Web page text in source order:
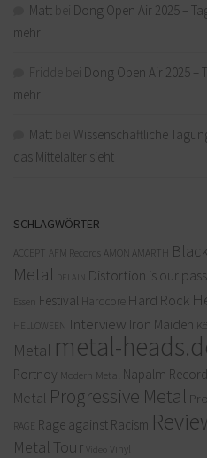
Matt
Dong Open Air 2025 –
mehr
Dong Open Air 2025 –
mehr
Matt
Wissenschaftliche
das Mittelalter sieht
SCHLAGWÖRTER
ACCEPT AFM Records AMON AMARTH
Metal
DELAIN Distortion is our
Essen Festival Hardcore Hard Rock
HELLOWEEN Interview Iron Maiden
Metal metal-
Portnoy Modern Metal Napalm
Metal Progressive Metal
RAGE Rage against Racism
Metal Tour Video Vinyl